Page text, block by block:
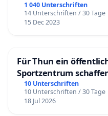
1 040 Unterschriften
14 Unterschriften / 30 Tage
15 Dec 2023
Für Thun ein
Sportzentrum
10 Unterschriften
10 Unterschriften / 30 Tage
18 Jul 2026